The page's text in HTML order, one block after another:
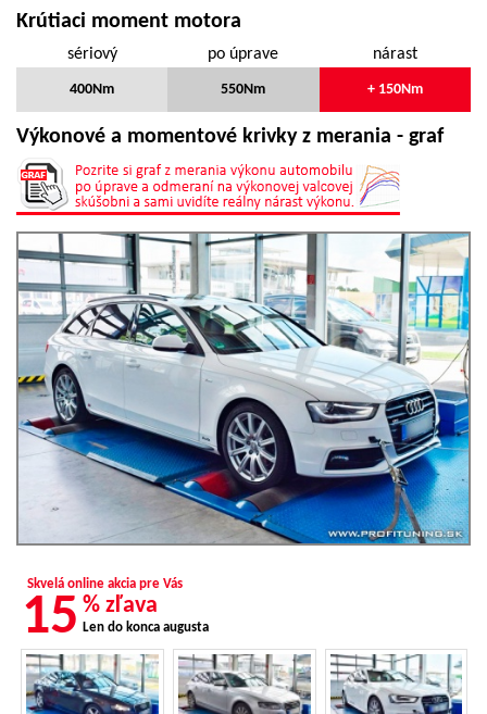
Krútiaci moment motora
sériový
400Nm
po úprave
550Nm
nárast
+ 150Nm
Výkonové a momentové krivky z merania - graf
Skvelá online akcia pre Vás
15 % zľava
Len do konca augusta